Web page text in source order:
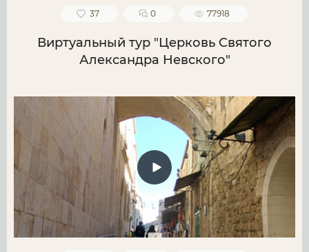
37 0 77918
Виртуальный тур "Церковь Святого
Александра Невского"